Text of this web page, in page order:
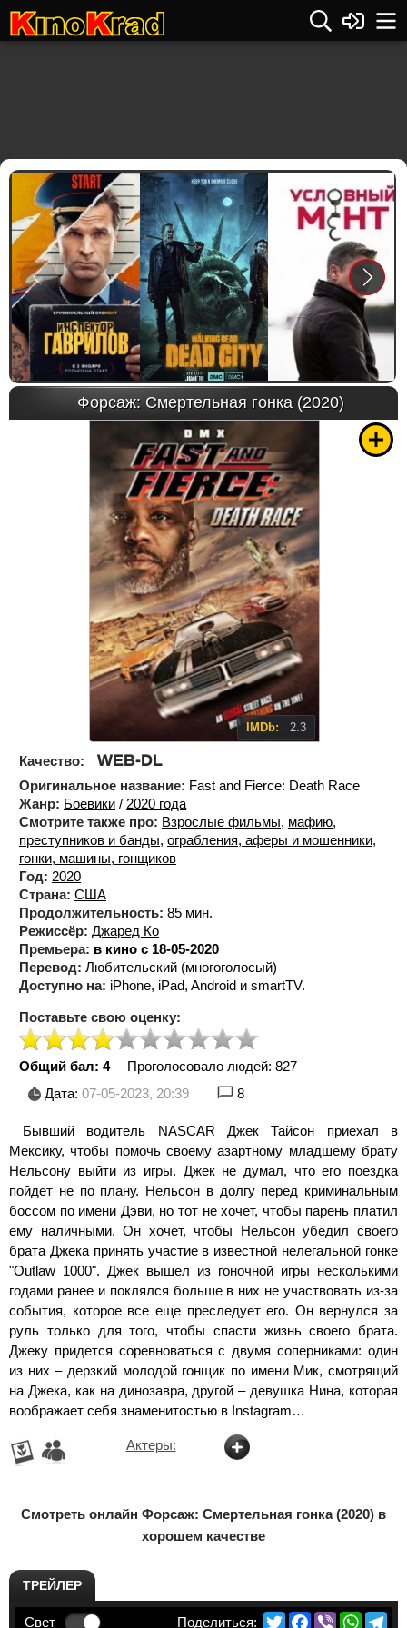
Форсаж: Смертельная гонка (2020)
IMDb: 2.3
Качество: WEB-DL
Оригинальное название: Fast and Fierce: Death Race
Жанр: Боевики / 2020 года
Смотрите также про: Взрослые фильмы, мафию,
преступников и банды, ограбления, аферы и мошенники,
гонки, машины, гонщиков
Год: 2020
Страна: США
Продолжительность: 85 мин.
Режиссёр: Джаред Ко
Премьера: в кино с 18-05-2020
Перевод: Любительский (многоголосый)
Доступно на: iPhone, iPad, Android и smartTV.
Поставьте свою оценку:
Общий бал: 4 Проголосовало людей: 827
Дата: 07-05-2023, 20:39 8
Бывший водитель NASCAR Джек Тайсон приехал в
Мексику, чтобы помочь своему азартному младшему брату
Нельсону выйти из игры. Джек не думал, что его поездка
пойдет не по плану. Нельсон в долгу перед криминальным
боссом по имени Дэви, но тот не хочет, чтобы парень платил
ему наличными. Он хочет, чтобы Нельсон убедил своего
брата Джека принять участие в известной нелегальной гонке
"Outlaw 1000". Джек вышел из гоночной игры несколькими
годами ранее и поклялся больше в них не участвовать из-за
события, которое все еще преследует его. Он вернулся за
руль только для того, чтобы спасти жизнь своего брата.
Джеку придется соревноваться с двумя соперниками: один
из них – дерзкий молодой гонщик по имени Мик, смотрящий
на Джека, как на динозавра, другой – девушка Нина, которая
воображает себя знаменитостью в Instagram…
Актеры:
Смотреть онлайн Форсаж: Смертельная гонка (2020) в
хорошем качестве
ТРЕЙЛЕР
Свет TwitterFacebook
Viber
Previous Next